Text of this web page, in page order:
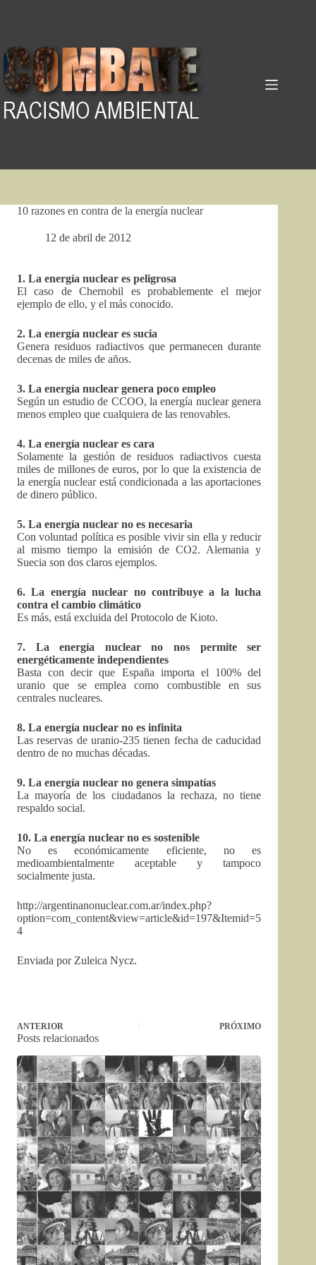
10 razones en contra de la energía nuclear
12 de abril de 2012
1. La energía nuclear es peligrosa
El caso de Chernobil es probablemente el mejor
ejemplo de ello, y el más conocido.
2. La energía nuclear es sucia
Genera residuos radiactivos que permanecen durante
decenas de miles de años.
3. La energía nuclear genera poco empleo
Según un estudio de CCOO, la energía nuclear genera
menos empleo que cualquiera de las renovables.
4. La energía nuclear es cara
Solamente la gestión de residuos radiactivos cuesta
miles de millones de euros, por lo que la existencia de
la energía nuclear está condicionada a las aportaciones
de dinero público.
5. La energía nuclear no es necesaria
Con voluntad política es posible vivir sin ella y reducir
al mismo tiempo la emisión de CO2. Alemania y
Suecia son dos claros ejemplos.
6. La energía nuclear no contribuye a la lucha
contra el cambio climático
Es más, está excluida del Protocolo de Kioto.
7. La energía nuclear no nos permite ser
energéticamente independientes
Basta con decir que España importa el 100% del
uranio que se emplea como combustible en sus
centrales nucleares.
8. La energía nuclear no es infinita
Las reservas de uranio-235 tienen fecha de caducidad
dentro de no muchas décadas.
9. La energía nuclear no genera simpatías
La mayoría de los ciudadanos la rechaza, no tiene
respaldo social.
10. La energía nuclear no es sostenible
No es económicamente eficiente, no es
medioambientalmente aceptable y tampoco
socialmente justa.
http://argentinanonuclear.com.ar/index.php?
option=com_content&view=article&id=197&Itemid=5
4
Enviada por Zuleica Nycz.
ANTERIOR PRÓXIMO
Posts relacionados